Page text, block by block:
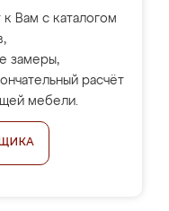
Вам с каталогом
замеры,
расчёт
мебели.